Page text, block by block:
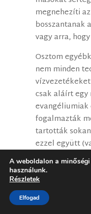
megnehezíti
bosszantanak
vagy arra,
Osztom
nem minden
csak aláírt
fogalmazták
tartották
ezzel együtt
teológusnak
Spectator
közelében
A weboldalon a
használunk.
Részletek
Elfogad